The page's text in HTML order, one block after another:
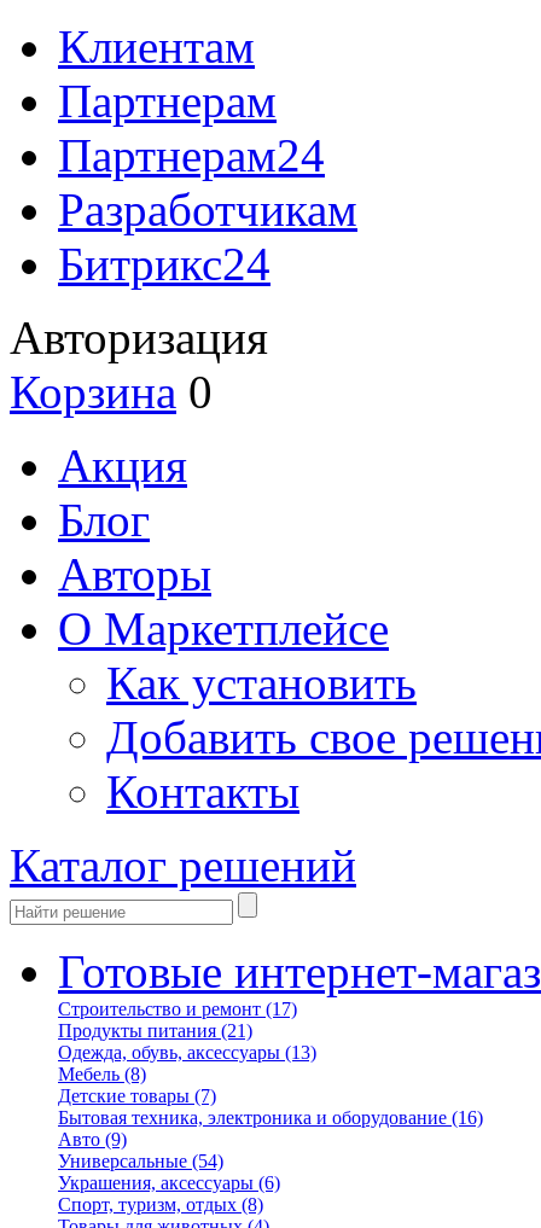
Клиентам
Партнерам
Партнерам24
Разработчикам
Битрикс24
Авторизация
Корзина 0
Акция
Блог
Авторы
О Маркетплейсе
Как установить
Добавить свое
Контакты
Каталог решений
Готовые интернет-
Строительство и ремонт (17)
Продукты питания (21)
Одежда, обувь, аксессуары (13)
Мебель (8)
Детские товары (7)
Бытовая техника, электроника и оборудование (16)
Авто (9)
Универсальные (54)
Украшения, аксессуары (6)
Спорт, туризм, отдых (8)